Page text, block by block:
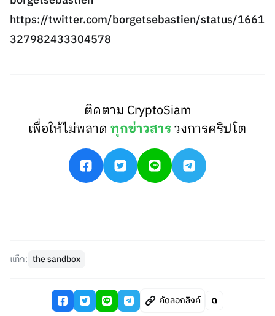
https://twitter.com/borgetsebastien/status/1661
327982433304578
ติดตาม CryptoSiam
เพื่อให้ไม่พลาดทุกข่าวสารวงการคริปโต
แท็ก: the sandbox
คัดลอกลิงค์